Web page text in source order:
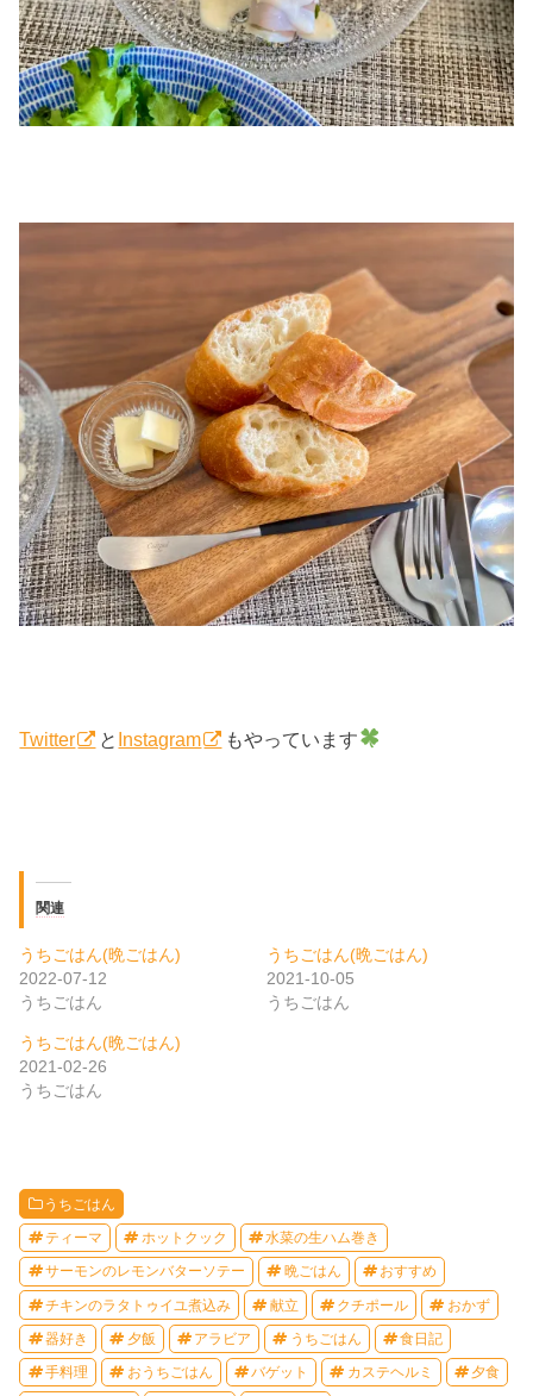
Twitter と Instagram もやっています
関連
うちごはん(晩ごはん)
2022-07-12
うちごはん
うちごはん(晩ごはん)
2021-10-05
うちごはん
うちごはん(晩ごはん)
2021-02-26
うちごはん
うちごはん
ティーマ ホットクック 水菜の生ハム巻き
サーモンのレモンバターソテー 晩ごはん おすすめ
チキンのラタトゥイユ煮込み 献立 クチポール おかず
器好き 夕飯 アラビア うちごはん 食日記
手料理 おうちごはん バゲット カステヘルミ 夕食